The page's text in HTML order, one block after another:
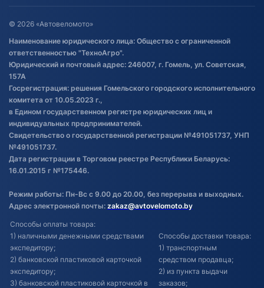
Оставить отзыв
Договор публичной оферты
Обработка файлов cookie
Постановка транспорта на учет
Обновления в ЭПТС 2024
© 2026 «Автовеломото»
Наименование юридического лица: Общество с ограниченной
ответственностью "ТехноАгро".
Юридический и почтовый адрес: 246007, г. Гомель, ул. Советская,
157А
Госрегистрация: решения Гомельского городского исполнительного
комитета от 10.05.2023 г.,
в Едином государственном регистре юридических лиц и
индивидуальных предпринимателей.
Свидетельство о государственной регистрации №491051737, УНП
№491051737.
Дата регистрации в Торговом реестре Республики Беларусь:
16.01.2015 г №175446.
Режим работы: Пн-Вс с 9.00 до 20.00, без перерыва и выходных.
Адрес электронной почты: zakaz@avtovelomoto.by
Способы оплаты товара:
1) наличными денежными средствами
экспедитору;
2) банковской пластиковой карточкой
экспедитору;
3) банковской пластиковой карточкой в
Способы доставки товара:
1) транспортным
средством продавца;
2) из пункта выдачи
заказов;